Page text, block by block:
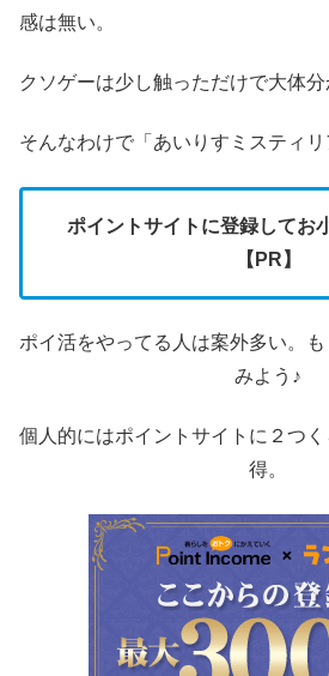
感は無い。
クソゲーは少し触っただけで大体分
そんなわけで「あいりすミスティ
ポイントサイトに登録してお
【PR】
ポイ活をやってる人は案外多い。
みよう♪
個人的にはポイントサイトに２つ
得。